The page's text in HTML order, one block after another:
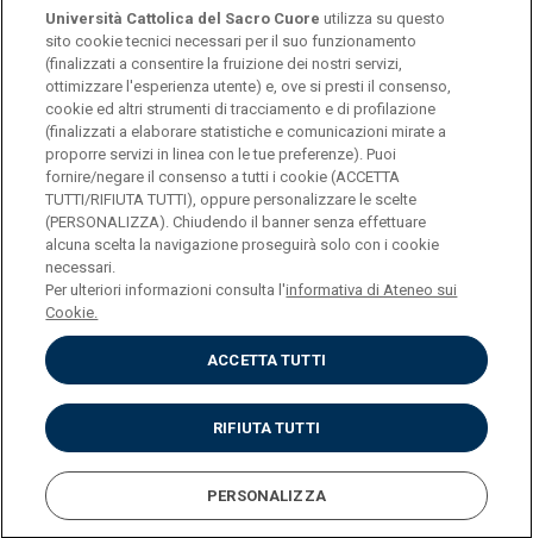
© Università Cattolica del Sacro Cuore
Largo A. Gemelli 1, 20123 Milano
PI 02133120150
ENGLISH
Privacy
Accessibilità
Cookies
Impostazione Cookies
Università Cattolica del Sacro Cuore utilizza su questo
sito cookie tecnici necessari per il suo funzionamento
(finalizzati a consentire la fruizione dei nostri servizi,
ottimizzare l'esperienza utente) e, ove si presti il consenso,
cookie ed altri strumenti di tracciamento e di profilazione
(finalizzati a elaborare statistiche e comunicazioni mirate a
proporre servizi in linea con le tue preferenze). Puoi
fornire/negare il consenso a tutti i cookie (ACCETTA
TUTTI/RIFIUTA TUTTI), oppure personalizzare le scelte
(PERSONALIZZA). Chiudendo il banner senza effettuare
alcuna scelta la navigazione proseguirà solo con i cookie
necessari.
Per ulteriori informazioni consulta l'informativa di Ateneo sui
Cookie.
ACCETTA TUTTI
RIFIUTA TUTTI
PERSONALIZZA